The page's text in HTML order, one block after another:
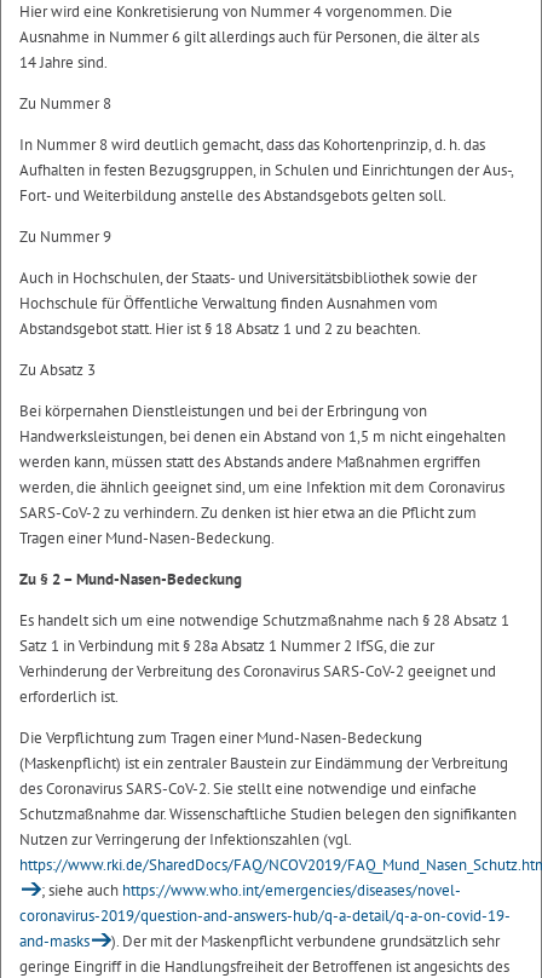
Hier wird eine Konkretisierung von Nummer 4 vorgenommen. Die
Ausnahme in Nummer 6 gilt allerdings auch für Personen, die älter als
14 Jahre sind.
Zu Nummer 8
In Nummer 8 wird deutlich gemacht, dass das Kohortenprinzip, d. h. das
Aufhalten in festen Bezugsgruppen, in Schulen und Einrichtungen der Aus-,
Fort- und Weiterbildung anstelle des Abstandsgebots gelten soll.
Zu Nummer 9
Auch in Hochschulen, der Staats- und Universitätsbibliothek sowie der
Hochschule für Öffentliche Verwaltung finden Ausnahmen vom
Abstandsgebot statt. Hier ist § 18 Absatz 1 und 2 zu beachten.
Zu Absatz 3
Bei körpernahen Dienstleistungen und bei der Erbringung von
Handwerksleistungen, bei denen ein Abstand von 1,5 m nicht eingehalten
werden kann, müssen statt des Abstands andere Maßnahmen ergriffen
werden, die ähnlich geeignet sind, um eine Infektion mit dem Coronavirus
SARS-CoV-2 zu verhindern. Zu denken ist hier etwa an die Pflicht zum
Tragen einer Mund-Nasen-Bedeckung.
Zu § 2 – Mund-Nasen-Bedeckung
Es handelt sich um eine notwendige Schutzmaßnahme nach § 28 Absatz 1
Satz 1 in Verbindung mit § 28a Absatz 1 Nummer 2 IfSG, die zur
Verhinderung der Verbreitung des Coronavirus SARS-CoV-2 geeignet und
erforderlich ist.
Die Verpflichtung zum Tragen einer Mund-Nasen-Bedeckung
(Maskenpflicht) ist ein zentraler Baustein zur Eindämmung der Verbreitung
des Coronavirus SARS-CoV-2. Sie stellt eine notwendige und einfache
Schutzmaßnahme dar. Wissenschaftliche Studien belegen den signifikanten
Nutzen zur Verringerung der Infektionszahlen (vgl.
https://www.rki.de/SharedDocs/FAQ/NCOV2019/
; siehe auch https://www.who.int/emergencies/diseases/novel-
coronavirus-2019/question-and-answers-hub/q-a-detail/q-a-on-covid-19-
and-masks
). Der mit der Maskenpflicht verbundene grundsätzlich sehr
geringe Eingriff in die Handlungsfreiheit der Betroffenen ist angesichts des